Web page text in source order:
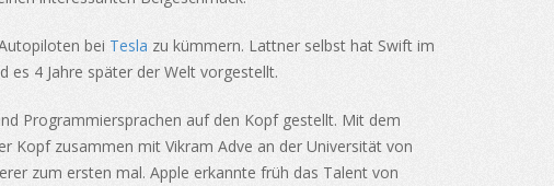
bei Tesla zu kümmern. Lattner selbst hat Swift im
es 4 Jahre später der Welt vorgestellt.
Programmiersprachen auf den Kopf gestellt. Mit dem
Kopf zusammen mit Vikram Adve an der Universität von
zum ersten mal. Apple erkannte früh das Talent von